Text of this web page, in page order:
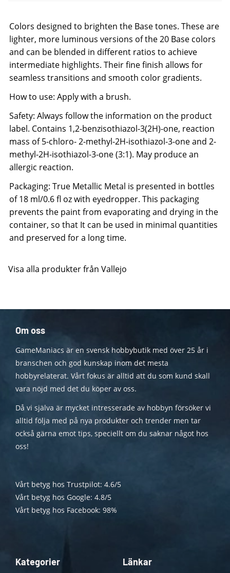
Colors designed to brighten the Base tones. These are
lighter, more luminous versions of the 20 Base colors
and can be blended in different ratios to achieve
intermediate highlights. Their fine finish allows for
seamless transitions and smooth color gradients.
How to use: Apply with a brush.
Safety: Always follow the information on the product
label. Contains 1,2-benzisothiazol-3(2H)-one, reaction
mass of 5-chloro- 2-methyl-2H-isothiazol-3-one and 2-
methyl-2H-isothiazol-3-one (3:1). May produce an
allergic reaction.
Packaging: True Metallic Metal is presented in bottles
of 18 ml/0.6 fl oz with eyedropper. This packaging
prevents the paint from evaporating and drying in the
container, so that It can be used in minimal quantities
and preserved for a long time.
Visa alla produkter från Vallejo
Om oss
GameManiacs är en svensk hobbybutik med över 25 år i
branschen och god kunskap inom det mesta
hobbyrelaterat. Vårt fokus är alltid att du som kund skall
vara nöjd med det du köper av oss.
Då vi själva är mycket intresserade av hobbyn försöker vi
alltid följa med på nya produkter och trender men tar
också gärna emot tips, speciellt om du saknar något hos
oss!
Vårt betyg hos Trustpilot: 4.6/5
Vårt betyg hos Google: 4.8/5
Vårt betyg hos Facebook: 98%
Kategorier Länkar